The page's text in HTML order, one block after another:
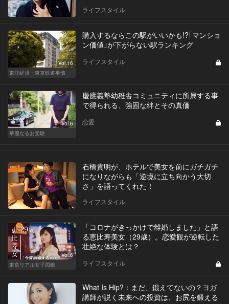
ライフスタイル
Vol.16
東洋経済・東京鉄道事情
購入するならこの駅がいいかも!?｢マンショ
ン価値｣が下がらない駅ランキング
ライフスタイル
Vol.6
華麗なるお受験
慶應義塾幼稚舎コミュニティに所属する事
で得られる、強固な絆とその真価
恋愛
石橋貴明が、ホテルで美女を前にガチガチ
になりながらも「逆境に立ち向かう大切
さ」を語ってくれた！
ライフスタイル
Vol.6
東京リアル女子図鑑
「コロナがきっかけで離婚しました」と語
る恵比寿美女（29歳）。恋愛観が逆転した
壮絶な体験とは？
ライフスタイル
What Is Hip?：まだ、鍛えてないの？ヨガ
講師が説く未来への投資は、お尻を鍛える